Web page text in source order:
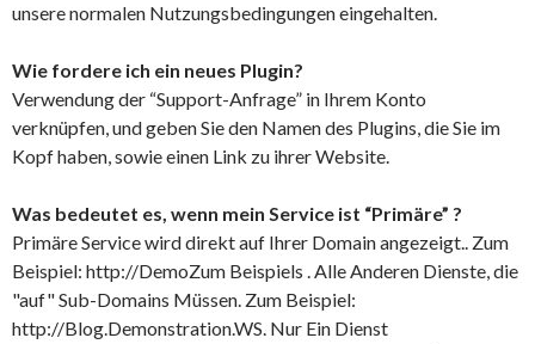
unsere normalen Nutzungsbedingungen eingehalten.
Wie fordere ich ein neues Plugin?
Verwendung der “Support-Anfrage” in Ihrem Konto
verknüpfen, und geben Sie den Namen des Plugins, die Sie im
Kopf haben, sowie einen Link zu ihrer Website.
Was bedeutet es, wenn mein Service ist “Primäre” ?
Primäre Service wird direkt auf Ihrer Domain angezeigt.. Zum
Beispiel: http://DemoZum Beispiels . Alle Anderen Dienste, die
"auf" Sub-Domains Müssen. Zum Beispiel:
http://Blog.Demonstration.WS. Nur Ein Dienst